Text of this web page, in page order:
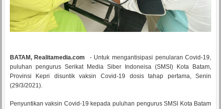
BATAM, Realitamedia.com
- Untuk mengantisipasi penularan Covid-19,
puluhan pengurus Serikat Media Siber Indoneisa (SMSI) Kota Batam,
Provinsi Kepri disuntik vaksin Covid-19 dosis tahap pertama, Senin
(29/3/2021).
Penyuntikan vaksin Covid-19 kepada puluhan pengurus SMSI Kota Batam